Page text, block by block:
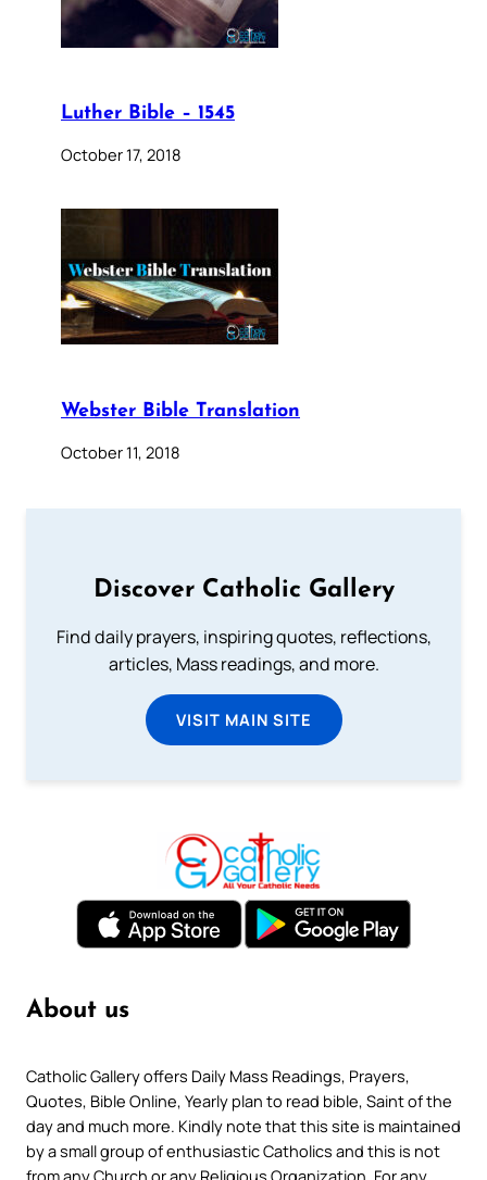
Luther Bible – 1545
October 17, 2018
Webster Bible Translation
October 11, 2018
Discover Catholic Gallery
Find daily prayers, inspiring quotes, reflections,
articles, Mass readings, and more.
VISIT MAIN SITE
About us
Catholic Gallery offers Daily Mass Readings, Prayers,
Quotes, Bible Online, Yearly plan to read bible, Saint of the
day and much more. Kindly note that this site is maintained
by a small group of enthusiastic Catholics and this is not
from any Church or any Religious Organization. For any